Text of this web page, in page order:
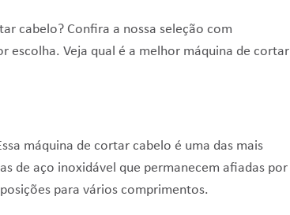
cabelo? Confira a nossa seleção com
escolha. Veja qual é a melhor máquina de cortar
máquina de cortar cabelo é uma das mais
de aço inoxidável que permanecem afiadas por
para vários comprimentos.